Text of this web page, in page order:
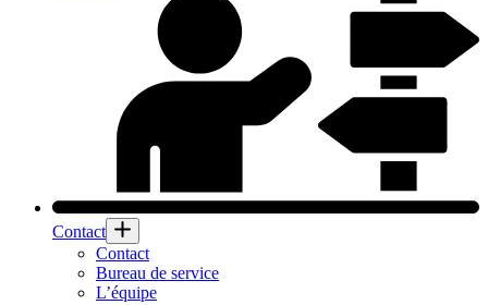
Contact
Contact
Bureau de service
L’équipe